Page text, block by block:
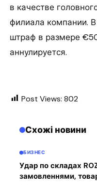
в качестве
филиала компании.
штраф в размере
аннулируется.
Post Views: 802
Схожі новини
БИЗНЕС
Удар по складах
замовленнями,